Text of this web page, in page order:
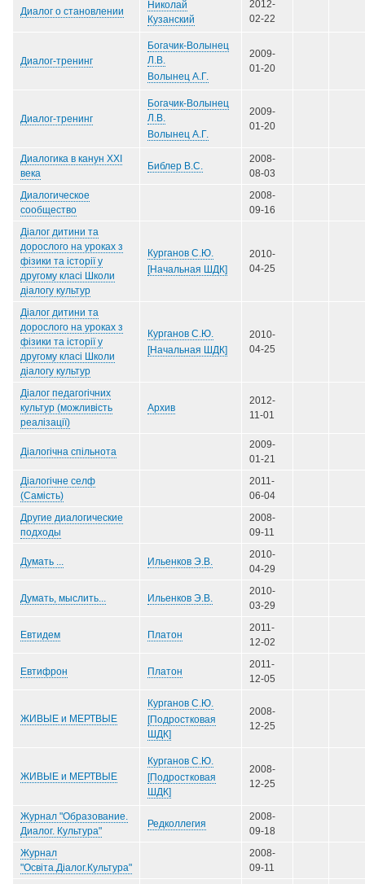
Диалог о становлении
Николай
Кузанский
2012-
02-22
Диалог-тренинг
Богачик-Волынец
Л.В.
Волынец А.Г.
2009-
01-20
Диалог-тренинг
Богачик-Волынец
Л.В.
Волынец А.Г.
2009-
01-20
Диалогика в канун XXI
века
Библер В.С.
2008-
08-03
Диалогическое
сообщество
2008-
09-16
Діалог дитини та
дорослого на уроках з
фiзики та iсторiї у
другому класі Школи
діалогу культур
Курганов С.Ю.
[Начальная ШДК]
2010-
04-25
Діалог дитини та
дорослого на уроках з
фiзики та iсторiї у
другому класі Школи
діалогу культур
Курганов С.Ю.
[Начальная ШДК]
2010-
04-25
Діалог педагогічних
культур (можливість
реалізації)
Архив
2012-
11-01
Діалогічна спільнота
2009-
01-21
Діалогічне селф
(Самість)
2011-
06-04
Другие диалогические
подходы
2008-
09-11
Думать ... Ильенков Э.В.
2010-
04-29
Думать, мыслить... Ильенков Э.В.
2010-
03-29
Евтидем Платон
2011-
12-02
Евтифрон Платон
2011-
12-05
ЖИВЫЕ и МЕРТВЫЕ
Курганов С.Ю.
[Подростковая
ШДК]
2008-
12-25
ЖИВЫЕ и МЕРТВЫЕ
Курганов С.Ю.
[Подростковая
ШДК]
2008-
12-25
Журнал "Образование.
Диалог. Культура"
Редколлегия
2008-
09-18
Журнал
"Освіта.Діалог.Культура"
2008-
09-11